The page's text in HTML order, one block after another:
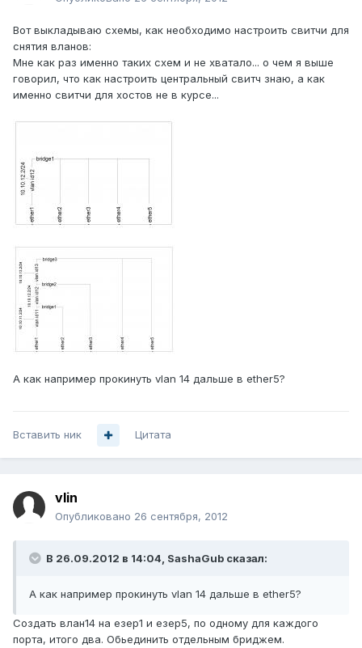
Вот выкладываю схемы, как необходимо настроить свитчи для
снятия вланов:
Мне как раз именно таких схем и не хватало... о чем я выше
говорил, что как настроить центральный свитч знаю, а как
именно свитчи для хостов не в курсе...
А как например прокинуть vlan 14 дальше в ether5?
Вставить ник Цитата
vlin
Опубликовано 26 сентября, 2012
В 26.09.2012 в 14:04, SashaGub сказал:
А как например прокинуть vlan 14 дальше в ether5?
Создать влан14 на езер1 и езер5, по одному для каждого
порта, итого два. Обьединить отдельным бриджем.